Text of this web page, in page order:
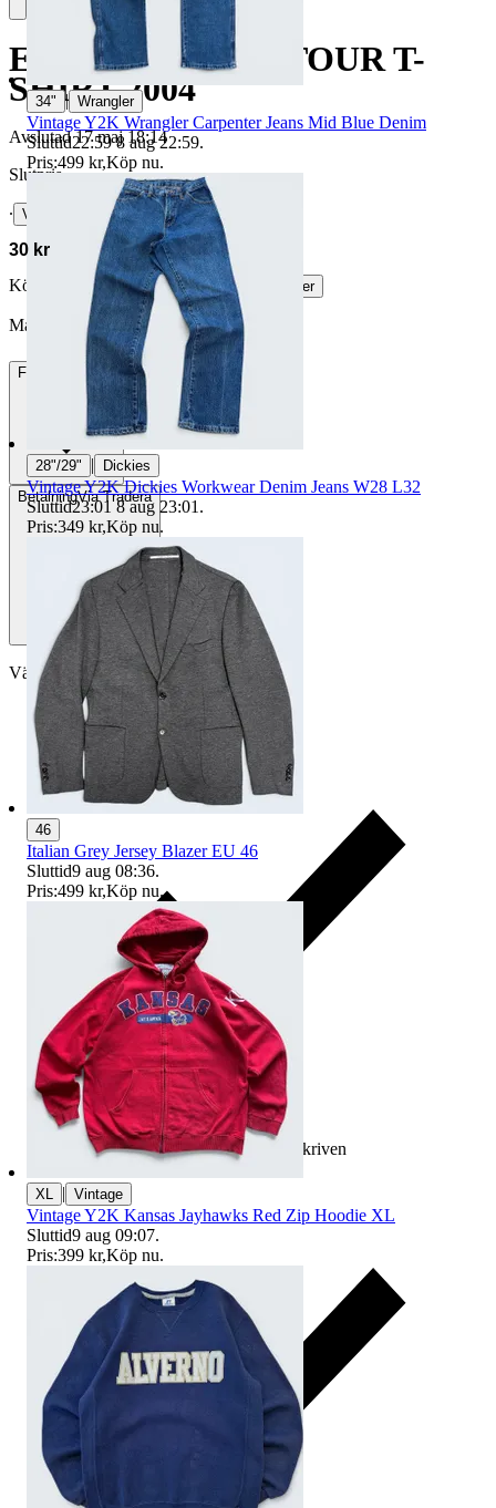
ERIC CLAPTON TOUR T-
SHIRT 2004
Avslutad 17 maj 18:14
Slutpris
∙ Visa bud
30 kr
Köparskydd är valfritt hos företag.
Läs mer
Martin_Wallin vann auktionen
Frakt 49 kr DHL
BetalningVia Tradera
Välj till köparskydd
Ersättning om varan inte är som beskriven
34" | Wrangler
Vintage Y2K Wrangler Carpenter Jeans Mid Blue Denim
Sluttid22:59 8 aug 22:59.
Pris:499 kr,Köp nu.
28"/29" | Dickies
Vintage Y2K Dickies Workwear Denim Jeans W28 L32
Sluttid23:01 8 aug 23:01 .
Pris:349 kr,Köp nu.
46
Italian Grey Jersey Blazer EU 46
Sluttid9 aug 08:36.
Pris:499 kr,Köp nu.
XL | Vintage
Vintage Y2K Kansas Jayhawks Red Zip Hoodie XL
Sluttid9 aug 09:07.
Pris:399 kr,Köp nu.